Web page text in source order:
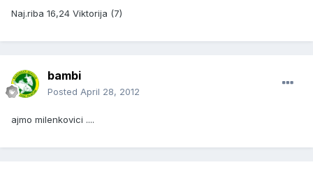
Naj.riba 16,24 Viktorija (7)
bambi
Posted April 28, 2012
ajmo milenkovici ....